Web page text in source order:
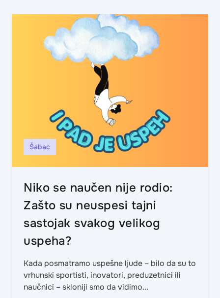
Šabac
Niko se naučen nije rodio:
Zašto su neuspesi tajni
sastojak svakog velikog
uspeha?
Kada posmatramo uspešne ljude – bilo da su to
vrhunski sportisti, inovatori, preduzetnici ili
naučnici – skloniji smo da vidimo...